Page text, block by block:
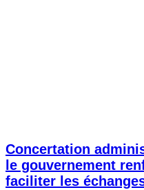
Concertation
le gouvernement
faciliter les